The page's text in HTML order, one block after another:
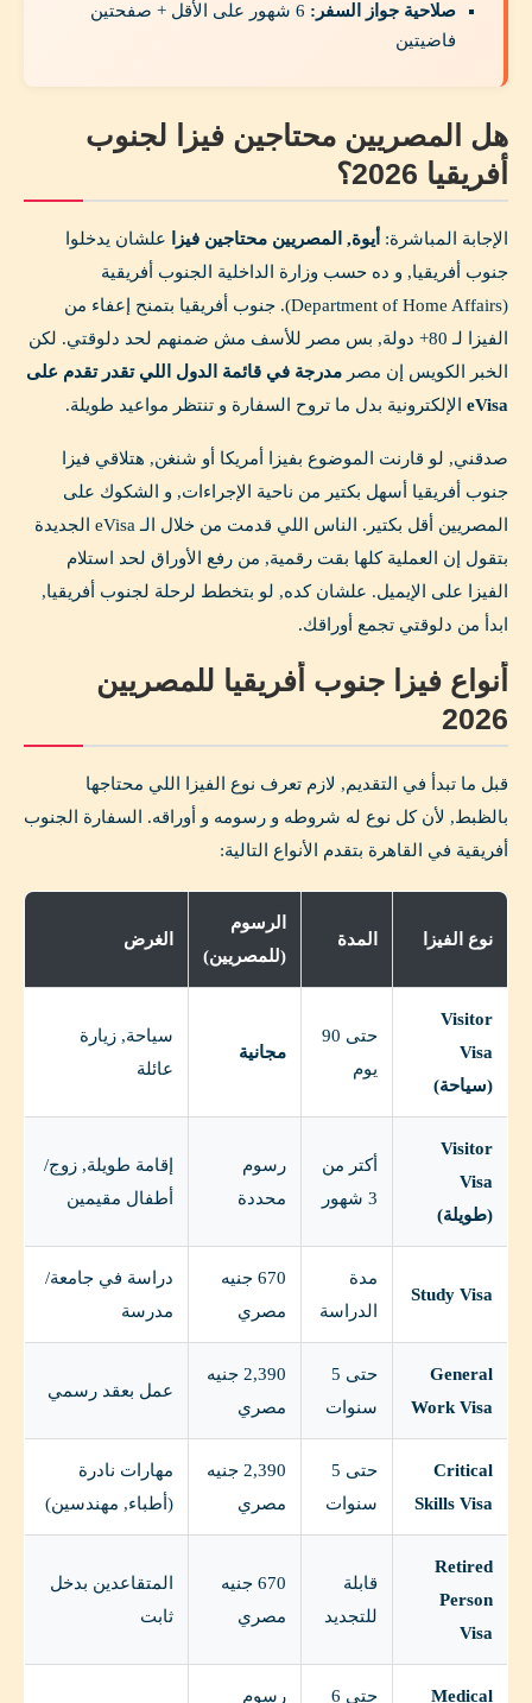
صلاحية جواز السفر:
6 شهور على الأقل + صفحتين
فاضيتين
هل المصريين محتاجين فيزا لجنوب
أفريقيا 2026؟
الإجابة المباشرة: أيوة, المصريين محتاجين فيزا
علشان يدخلوا
جنوب أفريقيا, و ده حسب وزارة الداخلية الجنوب أفريقية
(Department of Home Affairs). جنوب أفريقيا بتمنح إعفاء من
الفيزا لـ 80+ دولة, بس مصر للأسف مش ضمنهم لحد دلوقتي. لكن
الخبر الكويس إن مصر مدرجة في قائمة الدول اللي تقدر تقدم على
eVisa الإلكترونية بدل ما تروح السفارة و تنتظر مواعيد طويلة.
صدقني, لو قارنت الموضوع بفيزا أمريكا أو شنغن, هتلاقي فيزا
جنوب أفريقيا أسهل بكتير من ناحية الإجراءات, و الشكوك على
المصريين أقل بكتير. الناس اللي قدمت من خلال الـ eVisa الجديدة
بتقول إن العملية كلها بقت رقمية, من رفع الأوراق لحد استلام
الفيزا على الإيميل. علشان كده, لو بتخطط لرحلة لجنوب أفريقيا,
ابدأ من دلوقتي تجمع أوراقك.
أنواع فيزا جنوب أفريقيا للمصريين
2026
قبل ما تبدأ في التقديم, لازم تعرف نوع الفيزا اللي محتاجها
بالظبط, لأن كل نوع له شروطه و رسومه و أوراقه. السفارة الجنوب
أفريقية في القاهرة بتقدم الأنواع التالية:
نوع الفيزا المدة
الرسوم
(للمصريين)
الغرض
Visitor
Visa
(سياحة)
حتى 90
يوم
مجانية
سياحة, زيارة
عائلة
Visitor
Visa
(طويلة)
أكتر من
3 شهور
رسوم
محددة
إقامة طويلة, زوج/
أطفال مقيمين
Study Visa
مدة
الدراسة
670 جنيه
مصري
دراسة في جامعة/
مدرسة
General
Work Visa
حتى 5
سنوات
2,390 جنيه
مصري
عمل بعقد رسمي
Critical
Skills Visa
حتى 5
سنوات
2,390 جنيه
مصري
مهارات نادرة
(أطباء, مهندسين)
Retired
Person
Visa
قابلة
للتجديد
670 جنيه
مصري
المتقاعدين بدخل
ثابت
Medical حتى 6 رسوم